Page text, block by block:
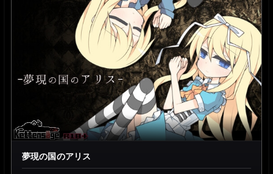
夢現の国のアリス